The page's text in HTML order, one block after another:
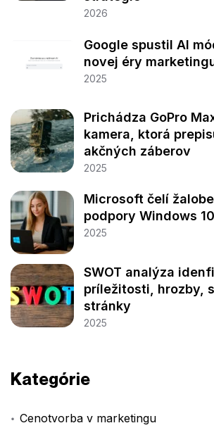
2026
Google spustil AI
novej éry
2025
Prichádza GoPro
kamera, ktorá
akčných záberov
2025
Microsoft čelí
podpory Windows 10
2025
SWOT analýza
príležitosti, hrozby,
stránky
2025
Kategórie
Cenotvorba v marketingu